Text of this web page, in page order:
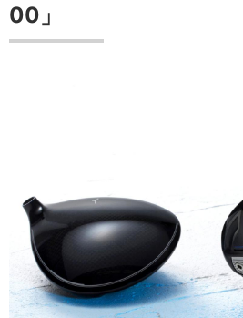
00」